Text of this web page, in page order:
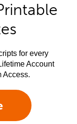
for every
Account
Access.